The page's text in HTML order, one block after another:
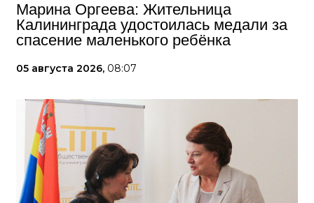
Марина Оргеева: Жительница
Калининграда удостоилась медали за
спасение маленького ребёнка
05 августа 2026, 08:07